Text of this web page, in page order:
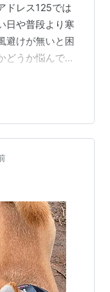
ドレス125では
日や普段より寒
避けが無いと困
どうか悩んでる
元に付いて刺
うかも知れま
ですよね。 実
度も スズメバチ
いう事は～ ウ